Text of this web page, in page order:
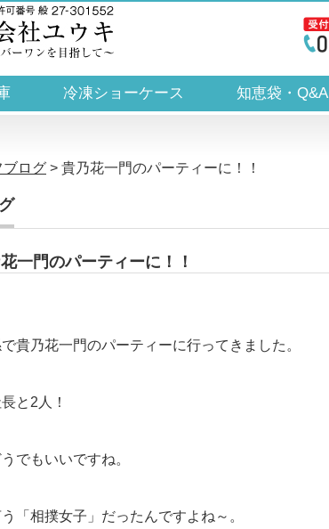
冷凍ショーケース 知恵袋・Q&A
ブログ > 貴乃花一門のパーティーに！！
一門のパーティーに！！
貴乃花一門のパーティーに行ってきました。
と2人！
でもいいですね。
「相撲女子」だったんですよね～。